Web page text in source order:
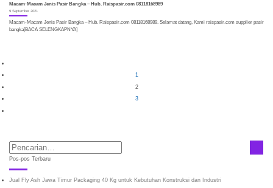
Macam-Macam Jenis Pasir Bangka – Hub. Raispasir.com 08118168989
9 September 2021
Macam-Macam Jenis Pasir Bangka – Hub. Raispasir.com 08118168989. Selamat datang, Kami raispasir.com supplier pasir
bangka[BACA SELENGKAPNYA]
1
2
3
Pos-pos Terbaru
Jual Fly Ash Jawa Timur Packaging 40 Kg untuk Kebutuhan Konstruksi dan Industri